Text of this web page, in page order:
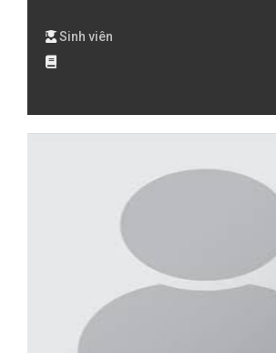
Sinh viên